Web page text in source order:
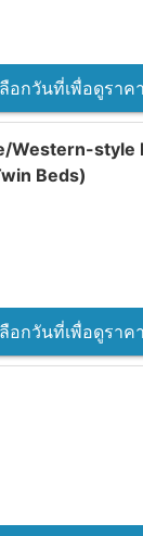
ลือกวันที่เพื่อดูราคา
Western-style
Beds)
ลือกวันที่เพื่อดูราคา